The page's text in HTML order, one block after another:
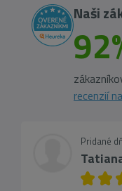
Naši
recenzií
Pridané